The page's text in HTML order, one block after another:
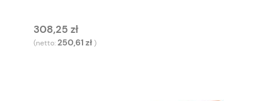
308,25 zł
(netto:250,61 zł )